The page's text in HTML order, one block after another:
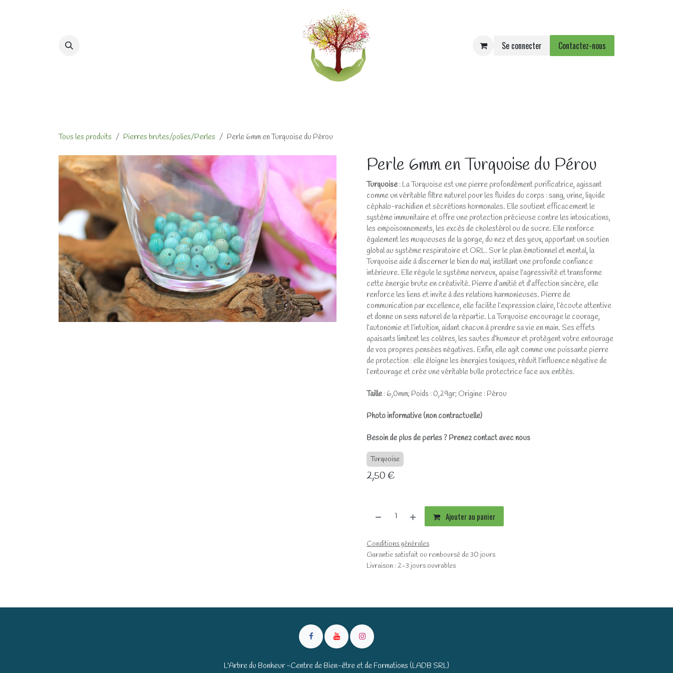
Se connecter Contactez-nous
Tous les produits Pierres brutes/polies/Perles Perle 6mm en Turquoise du Pérou
Perle 6mm en Turquoise du Pérou
Turquoise : La Turquoise est une pierre profondément purificatrice, agissant
comme un véritable filtre naturel pour les fluides du corps : sang, urine, liquide
céphalo-rachidien et sécrétions hormonales. Elle soutient efficacement le
système immunitaire et offre une protection précieuse contre les intoxications,
les empoisonnements, les excès de cholestérol ou de sucre. Elle renforce
également les muqueuses de la gorge, du nez et des yeux, apportant un soutien
global au système respiratoire et ORL. Sur le plan émotionnel et mental, la
Turquoise aide à discerner le bien du mal, instillant une profonde confiance
intérieure. Elle régule le système nerveux, apaise l'agressivité et transforme
cette énergie brute en créativité. Pierre d’amitié et d’affection sincère, elle
renforce les liens et invite à des relations harmonieuses. Pierre de
communication par excellence, elle facilite l’expression claire, l’écoute attentive
et donne un sens naturel de la répartie. La Turquoise encourage le courage,
l’autonomie et l’intuition, aidant chacun à prendre sa vie en main. Ses effets
apaisants limitent les colères, les sautes d’humeur et protègent votre entourage
de vos propres pensées négatives. Enfin, elle agit comme une puissante pierre
de protection : elle éloigne les énergies toxiques, réduit l'influence négative de
l’entourage et crée une véritable bulle protectrice face aux entités.
Taille : 6,0mm; Poids : 0,29gr; Origine : Pérou
Photo informative (non contractuelle)
Besoin de plus de perles ? Prenez contact avec nous
Turquoise
2,50€
Ajouter au panier
Conditions générales
Garantie satisfait ou remboursé de 30 jours
Livraison : 2-3 jours ouvrables
L'Arbre du Bonheur -Centre de Bien-être et de Formations (LADB SRL)